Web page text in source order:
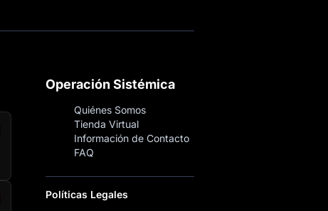
Operación Sistémica
Quiénes Somos
Tienda Virtual
Información de Contacto
FAQ
Políticas Legales